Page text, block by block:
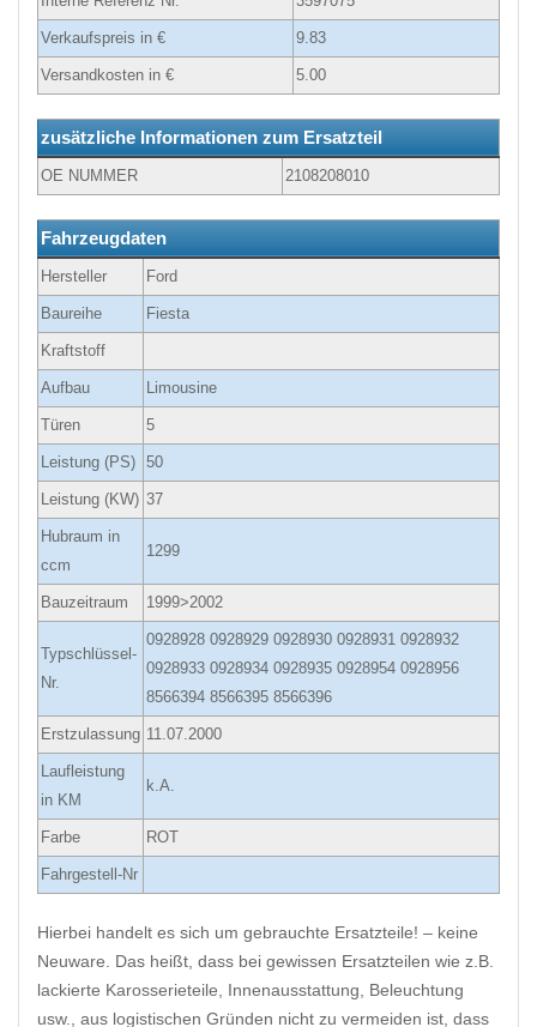
Verkaufspreis in € 9.83
Versandkosten in € 5.00
zusätzliche Informationen zum Ersatzteil
OE NUMMER 2108208010
Fahrzeugdaten
Hersteller Ford
Baureihe Fiesta
Kraftstoff
Aufbau Limousine
Türen 5
Leistung (PS) 50
Leistung (KW) 37
Hubraum in
ccm
1299
Bauzeitraum 1999>2002
Typschlüssel-
Nr.
0928928 0928929 0928930 0928931 0928932
0928933 0928934 0928935 0928954 0928956
8566394 8566395 8566396
Erstzulassung 11.07.2000
Laufleistung
in KM
k.A.
Farbe ROT
Fahrgestell-Nr
Hierbei handelt es sich um gebrauchte Ersatzteile! – keine
Neuware. Das heißt, dass bei gewissen Ersatzteilen wie z.B.
lackierte Karosserieteile, Innenausstattung, Beleuchtung
usw., aus logistischen Gründen nicht zu vermeiden ist, dass